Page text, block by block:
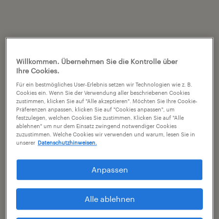
Willkommen. Übernehmen Sie die Kontrolle über
Ihre Cookies.
Für ein bestmögliches User-Erlebnis setzen wir Technologien wie z. B.
Cookies ein. Wenn Sie der Verwendung aller beschriebenen Cookies
zustimmen, klicken Sie auf "Alle akzeptieren". Möchten Sie Ihre Cookie-
Präferenzen anpassen, klicken Sie auf "Cookies anpassen", um
festzulegen, welchen Cookies Sie zustimmen. Klicken Sie auf "Alle
ablehnen" um nur dem Einsatz zwingend notwendiger Cookies
zuzustimmen. Welche Cookies wir verwenden und warum, lesen Sie in
unserer Datenschutzhinweisen.
Anpassen
Alle ablehnen